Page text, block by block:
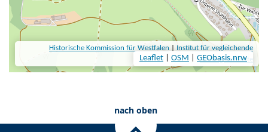
nach oben